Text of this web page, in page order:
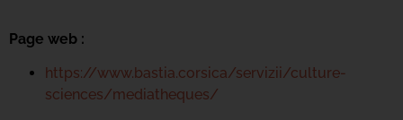
Page web :
https://www.bastia.corsica/servizii/culture-
sciences/mediatheques/